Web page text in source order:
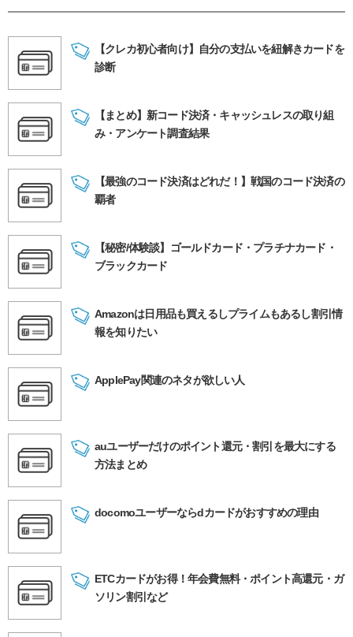
【クレカ初心者向け】自分の支払いを紐解きカードを
診断
【まとめ】新コード決済・キャッシュレスの取り組
み・アンケート調査結果
【最強のコード決済はどれだ！】戦国のコード決済の
覇者
【秘密/体験談】ゴールドカード・プラチナカード・
ブラックカード
Amazonは日用品も買えるしプライムもあるし割引情
報を知りたい
ApplePay関連のネタが欲しい人
auユーザーだけのポイント還元・割引を最大にする
方法まとめ
docomoユーザーならdカードがおすすめの理由
ETCカードがお得！年会費無料・ポイント高還元・ガ
ソリン割引など